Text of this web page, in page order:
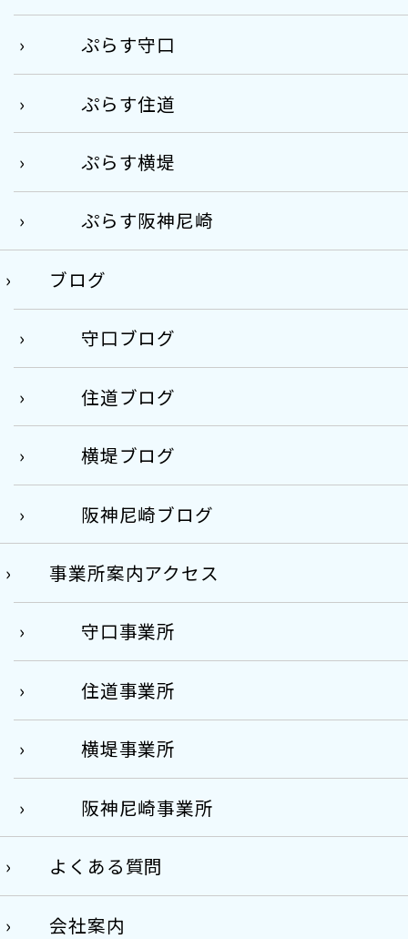
ぷらす守口
ぷらす住道
ぷらす横堤
ぷらす阪神尼崎
ブログ
守口ブログ
住道ブログ
横堤ブログ
阪神尼崎ブログ
事業所案内アクセス
守口事業所
住道事業所
横堤事業所
阪神尼崎事業所
よくある質問
会社案内